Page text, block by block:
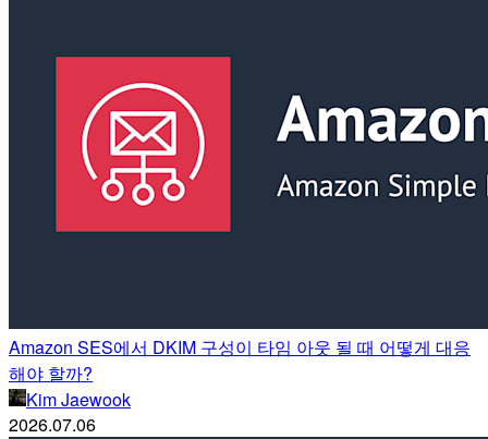
Amazon SES에서 DKIM 구성이 타임 아웃 될 때 어떻게 대응
해야 할까?
Kim Jaewook
2026.07.06